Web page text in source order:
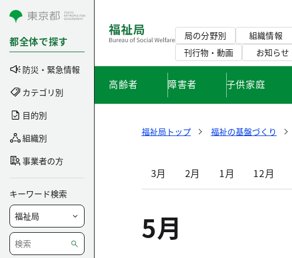
コンテンツにスキップ
都全体で探す
防災・緊急情報
カテゴリ別
目的別
組織別
事業者の方
キーワード検索
局の分野別 組織情報
刊行物・動画
お知らせ
高齢者 障害者 子供家庭
福祉局トップ 福祉の基盤づくり
3月 2月 1月 12月
5月